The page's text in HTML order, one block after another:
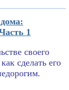
1
своего
сделать его